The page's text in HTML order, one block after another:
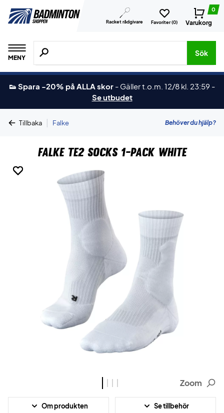
Racket rådgivare Favoriter (0)
0
Varukorg
MENY
Sök efter produkter, märken osv.
Sök
👟 Spara -20% på ALLA skor - Gäller t.o.m. 12/8 kl. 23:59 -
Se utbudet
Tillbaka | Falke Behöver du hjälp?
Falke TE2 Socks 1-Pack White
Zoom
Om produkten Se tillbehör